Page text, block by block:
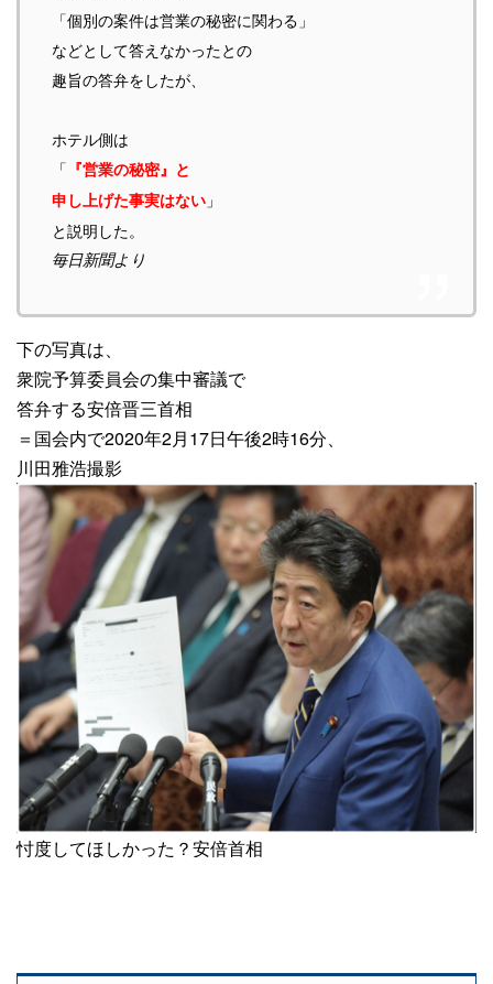
「個別の案件は営業の秘密に関わる」
などとして答えなかったとの
趣旨の答弁をしたが、
ホテル側は
「 『営業の秘密』と
申し上げた事実はない」
と説明した。
毎日新聞より
下の写真は、
衆院予算委員会の集中審議で
答弁する安倍晋三首相
＝国会内で2020年2月17日午後2時16分、
川田雅浩撮影
忖度してほしかった？安倍首相